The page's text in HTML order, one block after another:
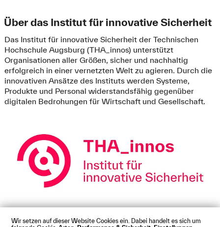
Wir setzen auf dieser Website Cookies ein. Dabei handelt es sich um
Über das Institut für innovative Sicherheit
Das Institut für innovative Sicherheit der Technischen
Hochschule Augsburg (THA_innos) unterstützt
Organisationen aller Größen, sicher und nachhaltig
erfolgreich in einer vernetzten Welt zu agieren. Durch die
innovativen Ansätze des Instituts werden Systeme,
Produkte und Personal widerstandsfähig gegenüber
digitalen Bedrohungen für Wirtschaft und Gesellschaft.